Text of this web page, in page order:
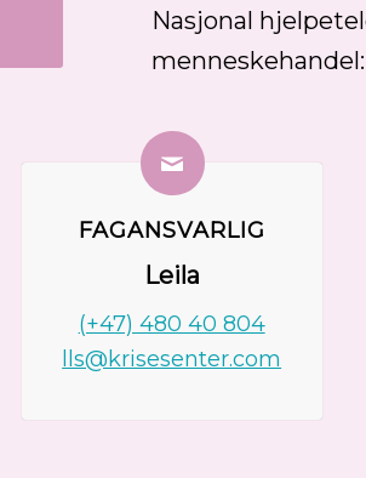
Nasjonal
menneskehandel:
FAGANSVARLIG
Leila
(+47) 480 40 804
lls@krisesenter.com